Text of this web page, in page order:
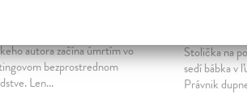
autora začína úmrtím vo
bezprostrednom
Len...
Stolička na
sedí bábka v
Právnik